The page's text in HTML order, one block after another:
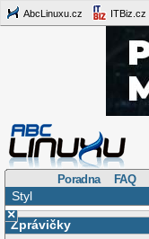
AbcLinuxu.cz ITBiz.cz
Poradna FAQ
Styl
×
Zprávičky